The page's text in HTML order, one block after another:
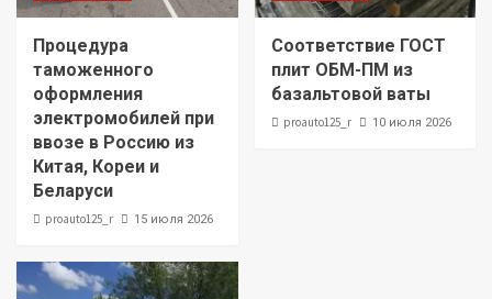
Процедура
таможенного
оформления
электромобилей при
ввозе в Россию из
Китая, Кореи и
Беларуси
proauto125_r 15 июля 2026
Соответствие ГОСТ
плит ОБМ-ПМ из
базальтовой ваты
proauto125_r 10 июля 2026